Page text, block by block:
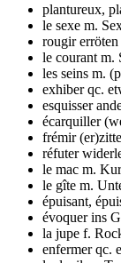
plantureux,
le sexe m.
rougirerröten
le courant m.
les seins m.
exhiber qc.
esquisser
écarquiller
frémir
réfuter
le mac m.
le gîte m.
épuisant,
évoquerins
la jupe f.
enfermer qc.